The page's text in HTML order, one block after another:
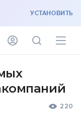
УСТАНОВИТЬ
220